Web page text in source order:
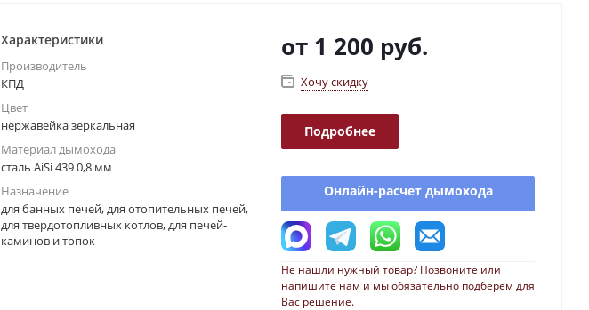
Характеристики
Производитель
КПД
Цвет
нержавейка зеркальная
Материал дымохода
сталь AiSi 439 0,8 мм
Назначение
для банных печей, для отопительных печей,
для твердотопливных котлов, для печей-
каминов и топок
от 1 200 руб.
Хочу скидку
Подробнее
Онлайн-расчет дымохода
Не нашли нужный товар? Позвоните или
напишите нам и мы обязательно подберем для
Вас решение.